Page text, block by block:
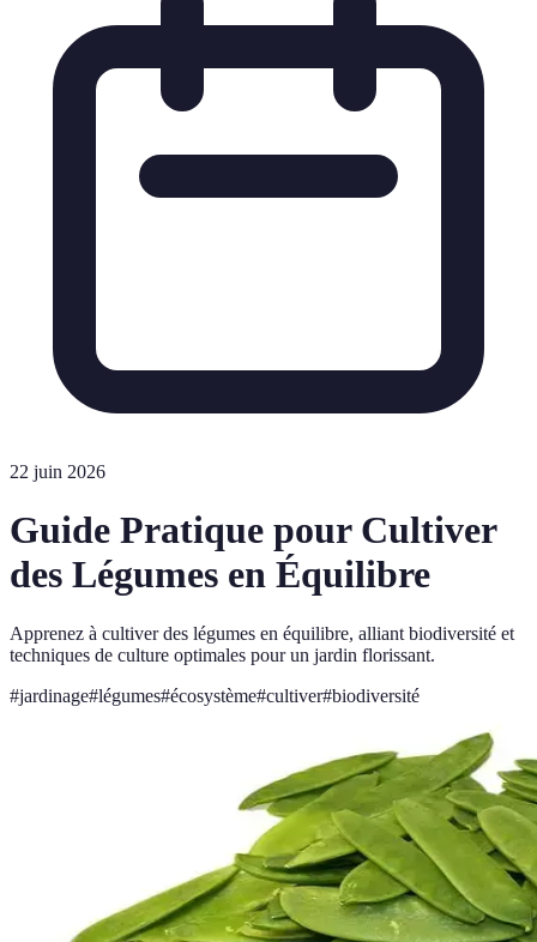
22 juin 2026
Guide Pratique pour Cultiver
des Légumes en Équilibre
Apprenez à cultiver des légumes en équilibre, alliant biodiversité et
techniques de culture optimales pour un jardin florissant.
#jardinage#légumes#écosystème#cultiver#biodiversité